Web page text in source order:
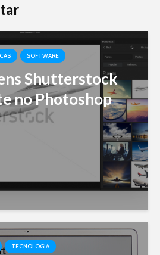
SOFTWARE
Shutterstock
no Photoshop
TECNOLOGIA